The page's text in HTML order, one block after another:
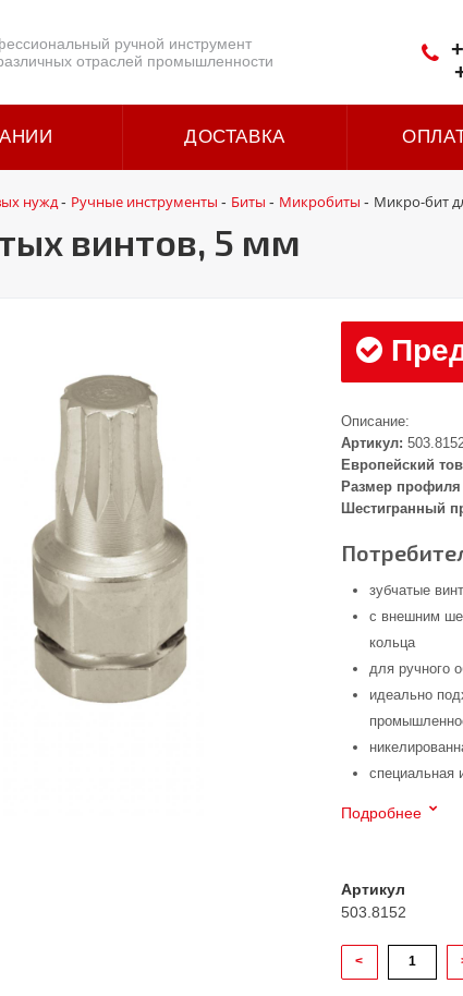
ручной инструмент
отраслей промышленности
ДОСТАВКА
нужд- Ручные инструменты - Биты - Микробиты - Микро-бит
винтов, 5 мм
Описание:
Артикул:
Европейский
Размер профиля
Шестигранный
зубчатые
с внешним
кольца
для ручного
идеально
специальная
Подробнее
Артикул
503.8152
<